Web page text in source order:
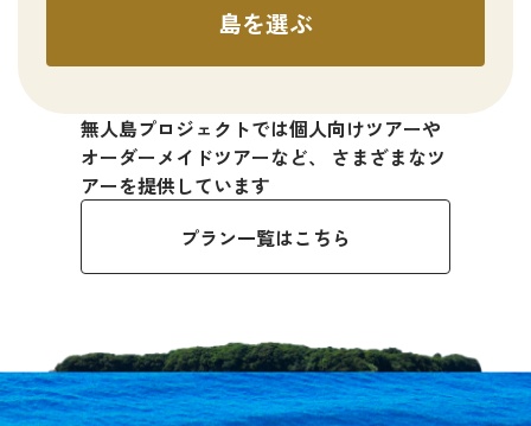
島を選ぶ
無人島プロジェクトでは個人向けツアーや
オーダーメイドツアーなど、
さまざまなツ
アーを提供しています
プラン一覧はこちら